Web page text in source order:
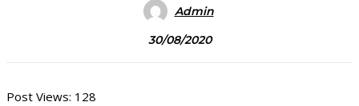
Admin
30/08/2020
Post Views: 128